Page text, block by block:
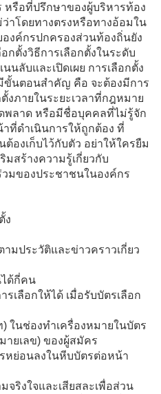
หรือที่ปรึกษาของผู้บริหารท้อง
าโดยทางตรงหรือทางอ้อมใน
งค์กรปกครองส่วนท้องถิ่นยัง
กตั้งวิธีการเลือกตั้งในระดับ
ลับและเปิดเผย การเลือกตั้ง
ขั้นตอนสำคัญ คือ จะต้องมีการ
งภายในระยะเวลาที่กฎหมาย
ลาด หรือมีชื่อบุคคลที่ไม่รู้จัก
ที่ดำเนินการให้ถูกต้อง ที่
องเก็บไว้กับตัว อย่าให้ใครยืม
มสร้างความรู้เกี่ยวกับ
มของประชาชนในองค์กร
ง
มประวัติและข่าวคราวเกี่ยว
ได้กี่คน
เลือกให้ได้ เมื่อรับบัตรเลือก
ในช่องทำเครื่องหมายในบัตร
ายเลข) ของผู้สมัคร
หย่อนลงในหีบบัตรต่อหน้า
ริงใจและเสียสละเพื่อส่วน